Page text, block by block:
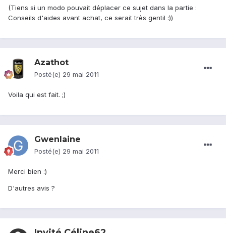
(Tiens si un modo pouvait déplacer ce sujet dans la partie :
Conseils d'aides avant achat, ce serait très gentil :))
Azathot
Posté(e) 29 mai 2011
Voila qui est fait. ;)
Gwenlaine
Posté(e) 29 mai 2011
Merci bien :)
D'autres avis ?